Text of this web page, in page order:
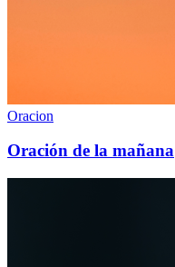
Oracion
Oración de la mañana